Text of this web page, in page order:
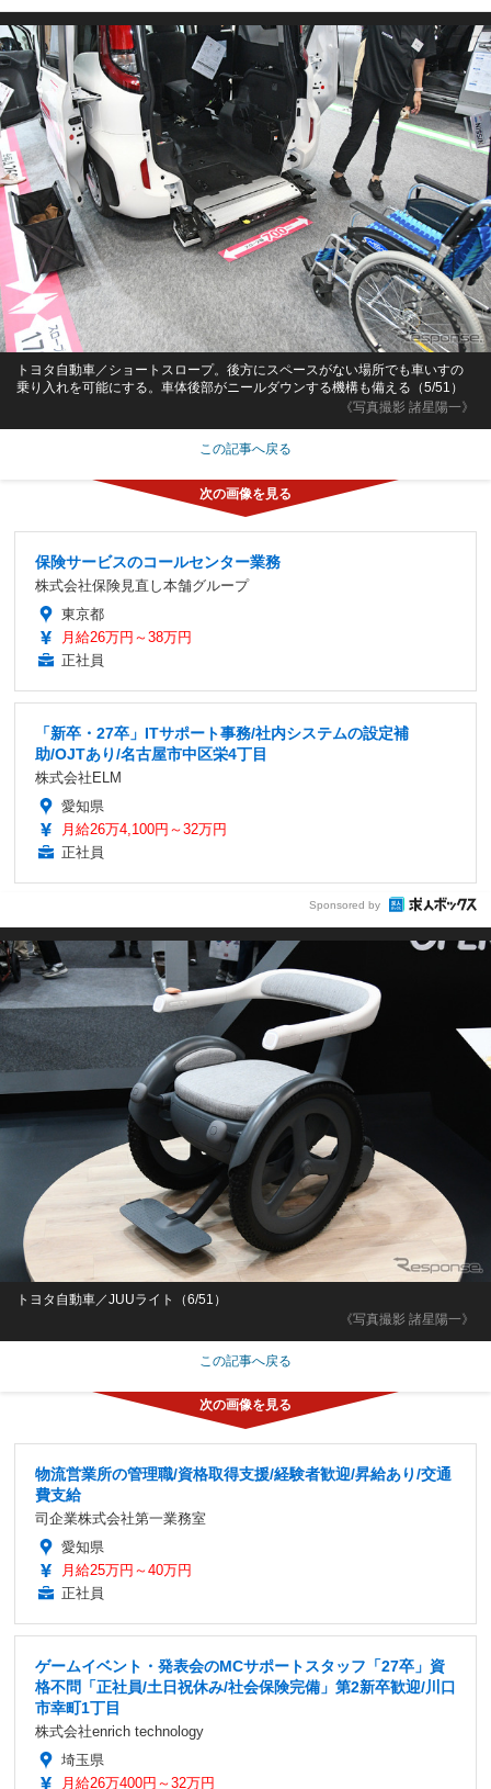
《写真撮影 諸星陽一》
トヨタ自動車／ショートスロープ。後方にスペースがない場所でも車いすの
乗り入れを可能にする。車体後部がニールダウンする機構も備える（5/51）
この記事へ戻る
保険サービスのコールセンター業務
株式会社保険見直し本舗グループ
東京都
月給26万円～38万円
正社員
「新卒・27卒」ITサポート事務/社内システムの設定補
助/OJTあり/名古屋市中区栄4丁目
株式会社ELM
愛知県
月給26万4,100円～32万円
正社員
Sponsored by
《写真撮影 諸星陽一》
トヨタ自動車／JUUライト（6/51）
この記事へ戻る
物流営業所の管理職/資格取得支援/経験者歓迎/昇給あり/交通
費支給
司企業株式会社第一業務室
愛知県
月給25万円～40万円
正社員
ゲームイベント・発表会のMCサポートスタッフ「27卒」資
格不問「正社員/土日祝休み/社会保険完備」第2新卒歓迎/川口
市幸町1丁目
株式会社enrich technology
埼玉県
月給26万400円～32万円